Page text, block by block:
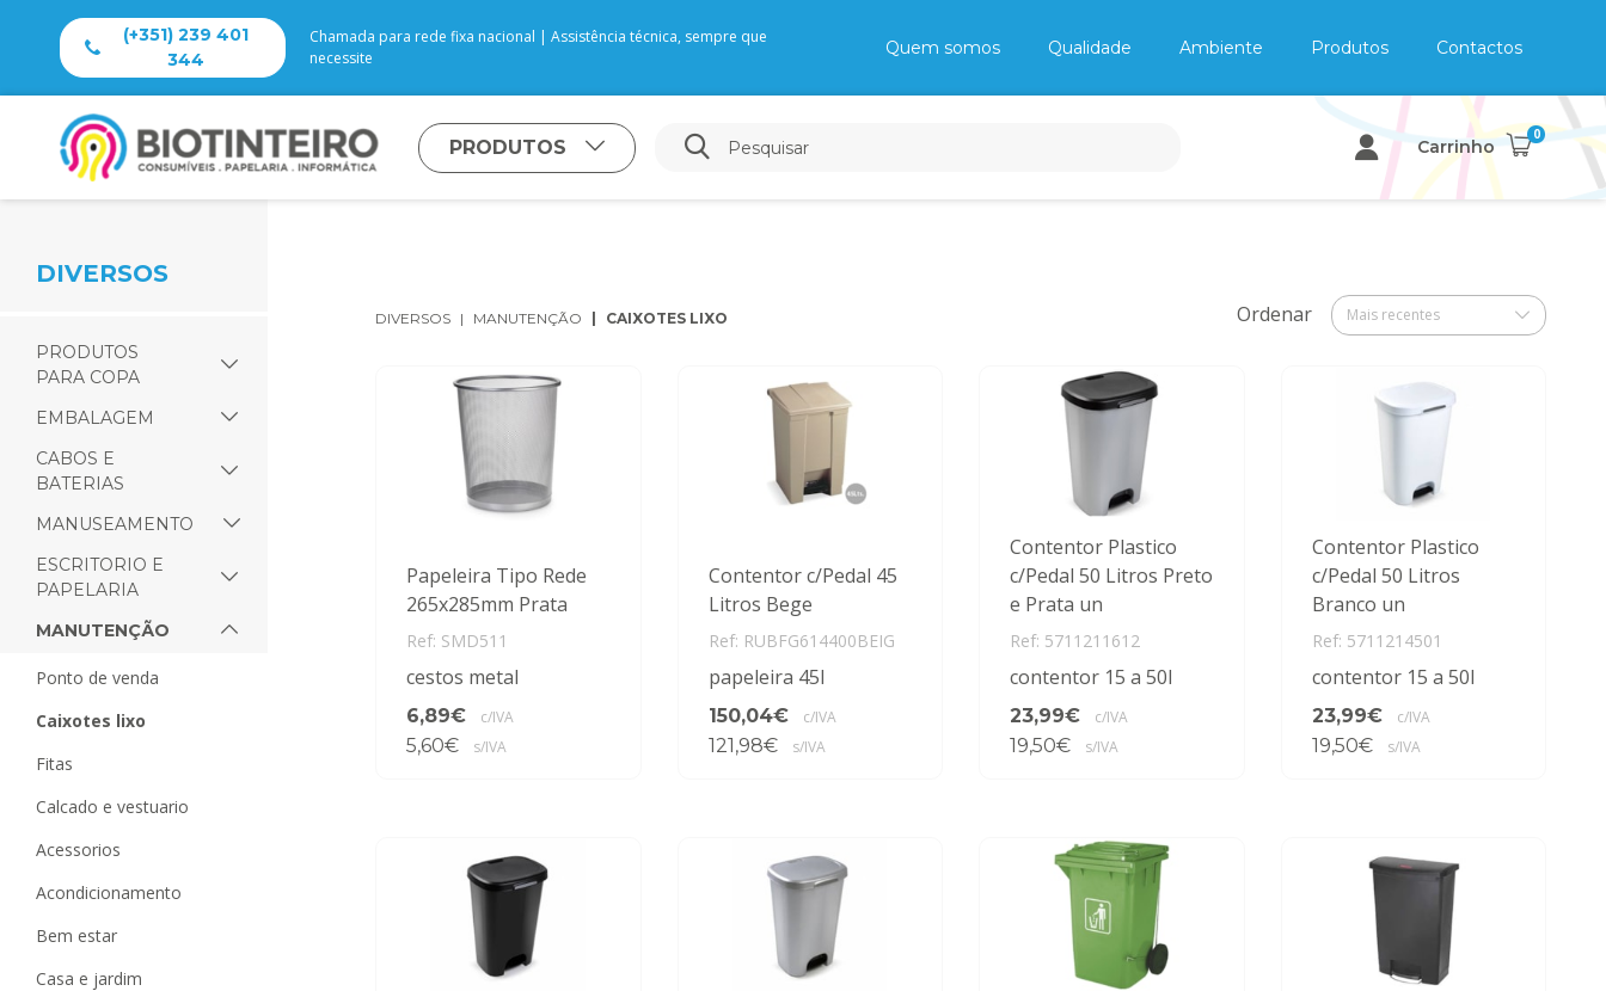
(+351) 239 401
344
Chamada para rede fixa nacional | Assistência técnica, sempre que
necessite
Quem somos Qualidade Ambiente Produtos Contactos
PRODUTOS Carrinho
0
DIVERSOS
PRODUTOS
PARA COPA
EMBALAGEM
CABOS E
BATERIAS
MANUSEAMENTO
ESCRITORIO E
PAPELARIA
MANUTENÇÃO
ponto de venda
caixotes lixo
fitas
calcado e vestuario
acessorios
acondicionamento
bem estar
casa e jardim
DIVERSOS MANUTENÇÃO CAIXOTES LIXO Ordenar Mais recentes
Papeleira Tipo Rede
265x285mm Prata
Ref: SMD511
cestos metal
6,89€ c/IVA
5,60€ s/IVA
Contentor c/Pedal 45
Litros Bege
Ref: RUBFG614400BEIG
papeleira 45l
150,04€ c/IVA
121,98€ s/IVA
Contentor Plastico
c/Pedal 50 Litros Preto
e Prata un
Ref: 5711211612
contentor 15 a 50l
23,99€ c/IVA
19,50€ s/IVA
Contentor Plastico
c/Pedal 50 Litros
Branco un
Ref: 5711214501
contentor 15 a 50l
23,99€ c/IVA
19,50€ s/IVA